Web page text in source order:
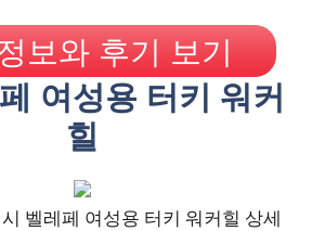
보와 후기 보기
여성용 터키 워커
힐
벨레페 여성용 터키 워커힐 상세